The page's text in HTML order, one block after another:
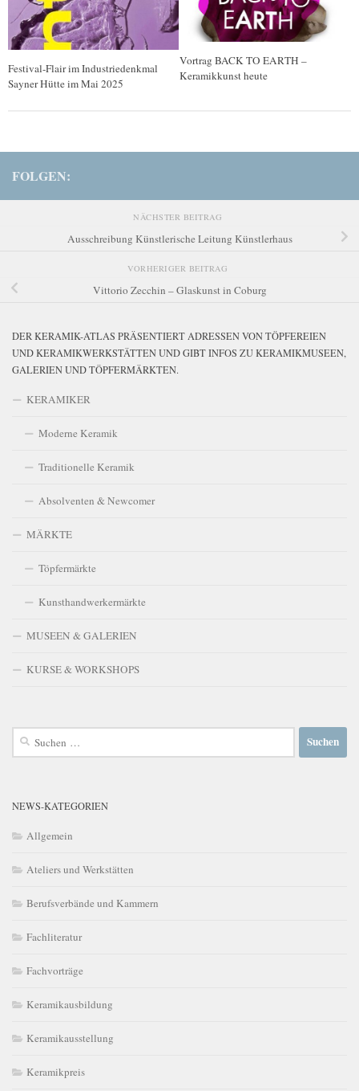
Festival-Flair im Industriedenkmal
Sayner Hütte im Mai 2025
Vortrag BACK TO EARTH –
Keramikkunst heute
FOLGEN:
NÄCHSTER BEITRAG
Ausschreibung Künstlerische Leitung Künstlerhaus
VORHERIGER BEITRAG
Vittorio Zecchin – Glaskunst in Coburg
DER KERAMIK-ATLAS PRÄSENTIERT ADRESSEN VON TÖPFEREIEN
UND KERAMIKWERKSTÄTTEN UND GIBT INFOS ZU KERAMIKMUSEEN,
GALERIEN UND TÖPFERMÄRKTEN.
KERAMIKER
Moderne Keramik
Traditionelle Keramik
Absolventen & Newcomer
MÄRKTE
Töpfermärkte
Kunsthandwerkermärkte
MUSEEN & GALERIEN
KURSE & WORKSHOPS
Suchen
NEWS-KATEGORIEN
Allgemein
Ateliers und Werkstätten
Berufsverbände und Kammern
Fachliteratur
Fachvorträge
Keramikausbildung
Keramikausstellung
Keramikpreis